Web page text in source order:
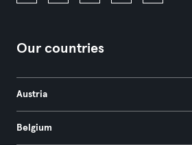
Our countries
Austria
Belgium